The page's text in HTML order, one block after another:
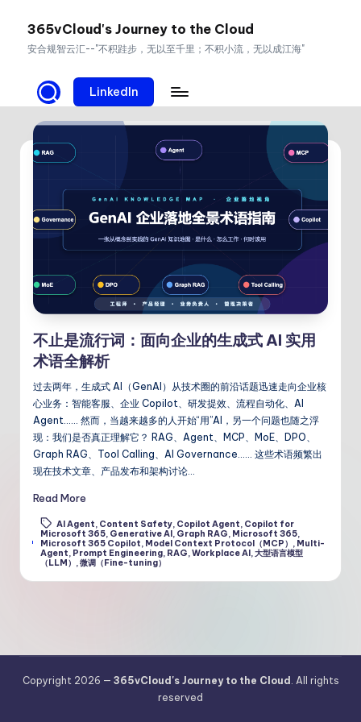
365vCloud's Journey to the Cloud
安合规智云汇--"不积跬步，无以至千里；不积小流，无以成江海"
LinkedIn
不止是流行词：面向企业的生成式 AI 实用
术语全解析
过去两年，生成式 AI（GenAI）从技术圈的前沿话题迅速走向企业核
心业务：智能客服、企业 Copilot、研发提效、流程自动化、AI
Agent…… 然而，当越来越多的人开始“用”AI，另一个问题也随之浮
现：我们是否真正理解它？ RAG、Agent、MCP、MoE、DPO、
Graph RAG、Tool Calling、AI Governance…… 这些术语频繁出
现在技术文章、产品发布和架构讨论…
Read More
Tags:
AI Agent Content Safety Copilot Agent Copilot for
Microsoft 365, Generative AI, Graph RAG Microsoft 365,
Microsoft 365 Copilot Model Context Protocol（MCP）
Multi-
Agent Prompt Engineering, RAG Workplace AI, 大型语言模型
（LLM）
微调（Fine-tuning）
Copyright 2026 — 365vCloud's Journey to the Cloud . All rights
reserved